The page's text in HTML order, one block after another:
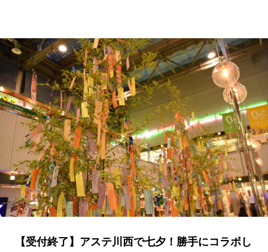
【受付終了】アステ川西で七夕！勝手にコラボし